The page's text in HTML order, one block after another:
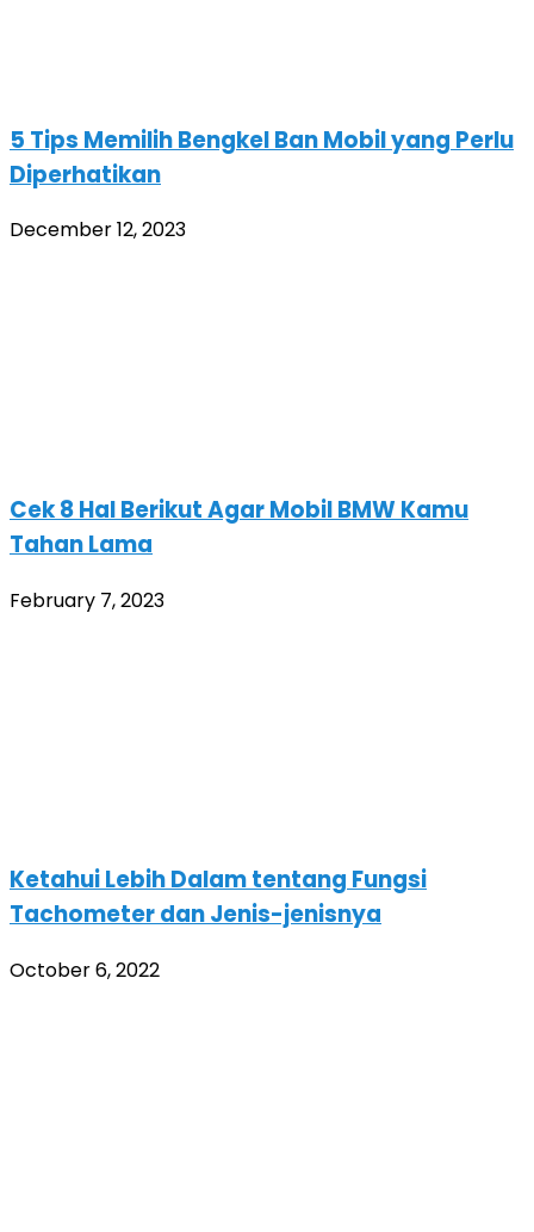
5 Tips Memilih Bengkel Ban Mobil yang Perlu
Diperhatikan
December 12, 2023
Cek 8 Hal Berikut Agar Mobil BMW Kamu
Tahan Lama
February 7, 2023
Ketahui Lebih Dalam tentang Fungsi
Tachometer dan Jenis-jenisnya
October 6, 2022